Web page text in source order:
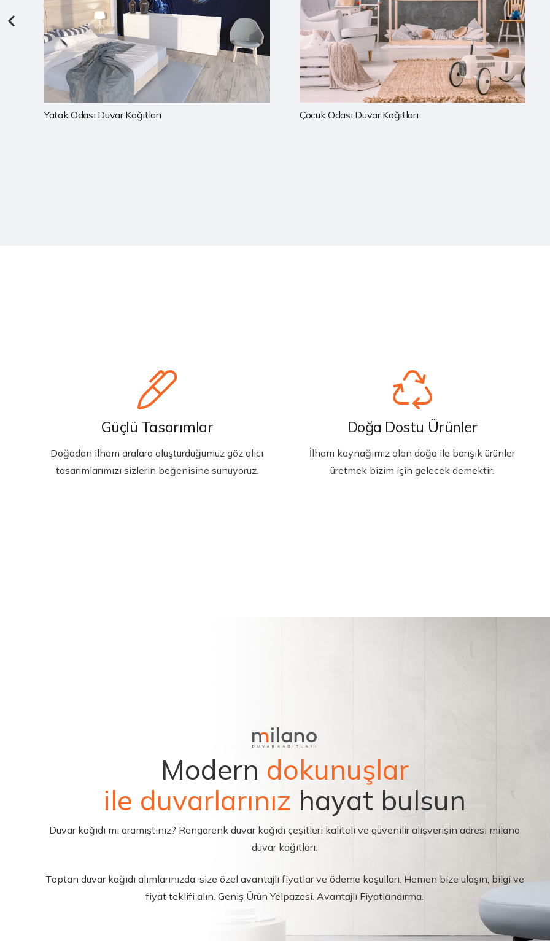
Çocuk Odası Duvar Kağıtları Mutfak Duvar Kağıtları
Güçlü Tasarımlar
Doğadan ilham aralara oluşturduğumuz göz alıcı
tasarımlarımızı sizlerin beğenisine sunuyoruz.
Doğa Dostu Ürünler
İlham kaynağımız olan doğa ile barışık ürünler
üretmek bizim için gelecek demektir.
Modern dokunuşlar
ile duvarlarınız hayat bulsun
Duvar kağıdı mı aramıştınız? Rengarenk duvar kağıdı çeşitleri kaliteli ve güvenilir alışverişin adresi milano
duvar kağıtları.
Toptan duvar kağıdı alımlarınızda, size özel avantajlı fiyatlar ve ödeme koşulları. Hemen bize ulaşın, bilgi ve
fiyat teklifi alın. Geniş Ürün Yelpazesi. Avantajlı Fiyatlandırma.